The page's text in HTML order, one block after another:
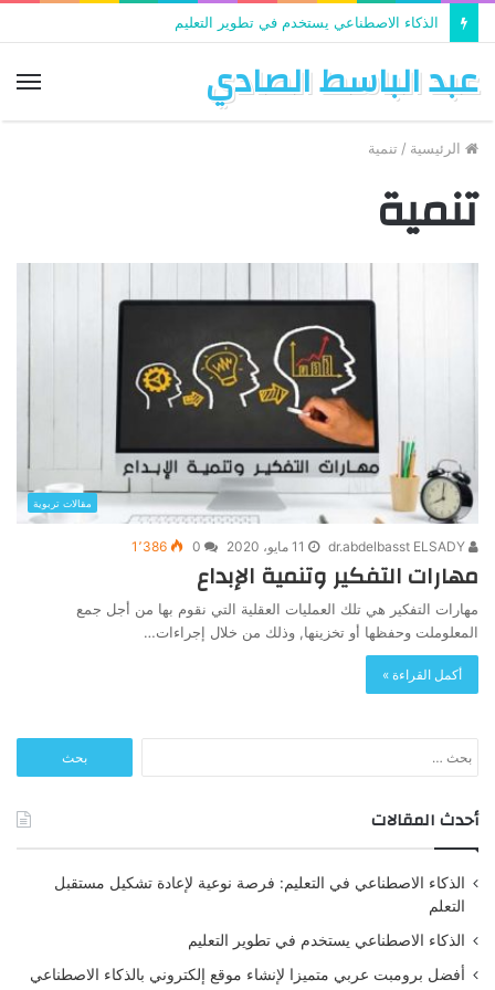
الذكاء الاصطناعي يستخدم في تطوير التعليم
عبد الباسط الصادي
الرئيسية / تنمية
تنمية
مقالات تربوية
11 مايو، 2020 0 1٬386
مهارات التفكير وتنمية الإبداع
مهارات التفكير هي تلك العمليات العقلية التي نقوم بها من أجل جمع
المعلوملت وحفظها أو تخزينها, وذلك من خلال إجراءات…
أكمل القراءة »
عن:
أحدث المقالات
الذكاء الاصطناعي في التعليم: فرصة نوعية لإعادة تشكيل مستقبل
التعلم
الذكاء الاصطناعي يستخدم في تطوير التعليم
أفضل برومبت عربي متميزا لإنشاء موقع إلكتروني بالذكاء الاصطناعي